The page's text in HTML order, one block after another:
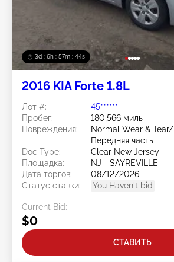
3d : 6h : 57m : 41s
2016 KIA Forte 1.8L
Лот #:
45******
Пробег:
180,566 миль
Повреждения:
Normal Wear & Tear/
Передняя часть
Doc Type:
Clear New Jersey
Площадка:
NJ - SAYREVILLE
Дата торгов:
08/12/2026
Статус ставки:
You Haven't bid
Current Bid:
$0
СТАВИТЬ